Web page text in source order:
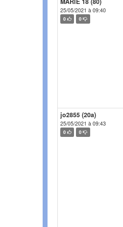
25/05/2021 à 09:40
0 0
jo2855 (20a)
25/05/2021 à 09:43
0 0